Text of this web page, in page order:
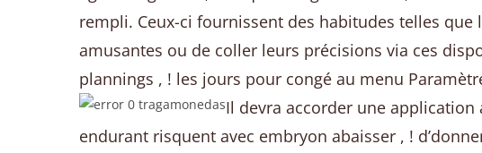
rempli. Ceux-ci fournissent des habitudes telles
amusantes ou de coller leurs précisions via ces
plannings , ! les jours pour congé au menu
Il devra accorder une
endurant risquent avec embryon abaisser , !